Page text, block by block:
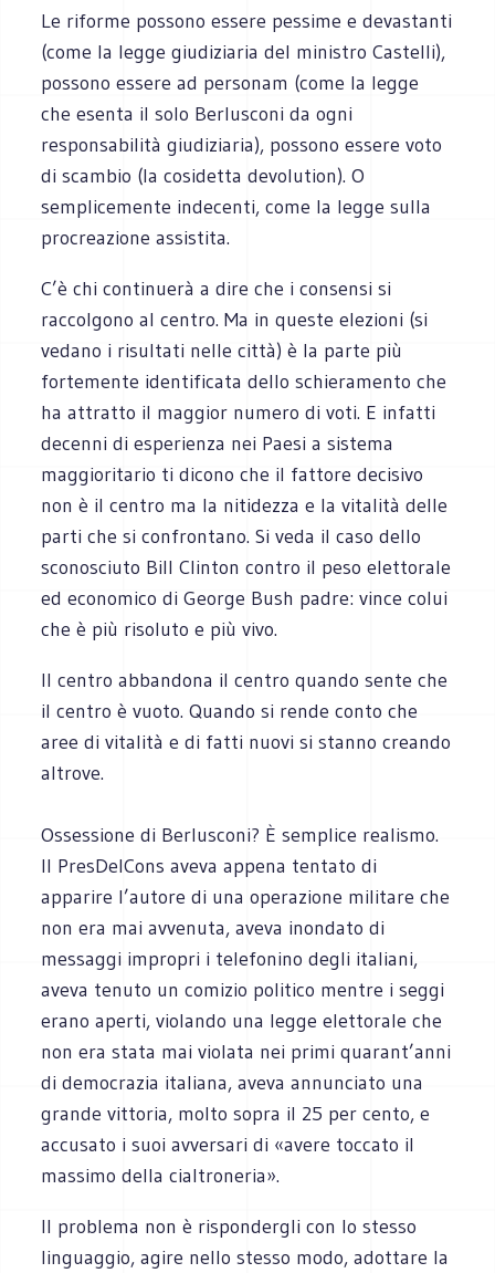
Le riforme possono essere pessime e devastanti
(come la legge giudiziaria del ministro Castelli),
possono essere ad personam (come la legge
che esenta il solo Berlusconi da ogni
responsabilità giudiziaria), possono essere voto
di scambio (la cosidetta devolution). O
semplicemente indecenti, come la legge sulla
procreazione assistita.
C’è chi continuerà a dire che i consensi si
raccolgono al centro. Ma in queste elezioni (si
vedano i risultati nelle città) è la parte più
fortemente identificata dello schieramento che
ha attratto il maggior numero di voti. E infatti
decenni di esperienza nei Paesi a sistema
maggioritario ti dicono che il fattore decisivo
non è il centro ma la nitidezza e la vitalità delle
parti che si confrontano. Si veda il caso dello
sconosciuto Bill Clinton contro il peso elettorale
ed economico di George Bush padre: vince colui
che è più risoluto e più vivo.
Il centro abbandona il centro quando sente che
il centro è vuoto. Quando si rende conto che
aree di vitalità e di fatti nuovi si stanno creando
altrove.
Ossessione di Berlusconi? È semplice realismo.
Il PresDelCons aveva appena tentato di
apparire l’autore di una operazione militare che
non era mai avvenuta, aveva inondato di
messaggi impropri i telefonino degli italiani,
aveva tenuto un comizio politico mentre i seggi
erano aperti, violando una legge elettorale che
non era stata mai violata nei primi quarant’anni
di democrazia italiana, aveva annunciato una
grande vittoria, molto sopra il 25 per cento, e
accusato i suoi avversari di «avere toccato il
massimo della cialtroneria».
Il problema non è rispondergli con lo stesso
linguaggio, agire nello stesso modo, adottare la